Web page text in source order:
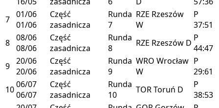
7 01/06
01/06
Część
zasadnicza
Runda
7
RZE Rzeszów
W
P
37:51
8 08/06
08/06
Część
zasadnicza
Runda
8
RZE Rzeszów D P
44:47
9 20/06
20/06
Część
zasadnicza
Runda
9
WRO Wrocław
W
P
29:61
1006/07
06/07
Część
zasadnicza
Runda
10
TORToruń D
P
38:53